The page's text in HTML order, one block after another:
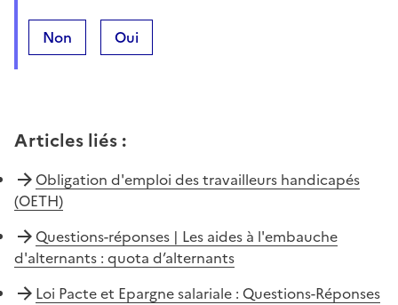
Non Oui
Articles liés :
Obligation d'emploi des travailleurs handicapés
(OETH)
Questions-réponses | Les aides à l'embauche
d'alternants : quota d’alternants
Loi Pacte et Epargne salariale : Questions-Réponses